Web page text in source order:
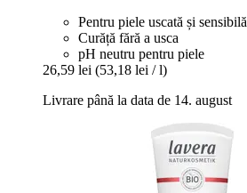
Pentru piele uscată și sensibilă
Curăță fără a usca
pH neutru pentru piele
26,59 lei (53,18 lei / l)
Livrare până la data de 14. august